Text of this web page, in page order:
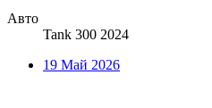
Авто
Tank 300 2024
19 Май 2026